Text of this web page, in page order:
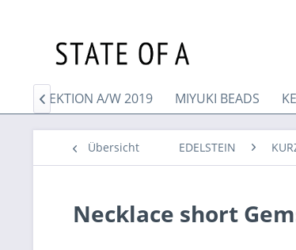
KOLLEKTION A/W 2019 MIYUKI BEADS

Übersicht EDELSTEIN
Necklace short